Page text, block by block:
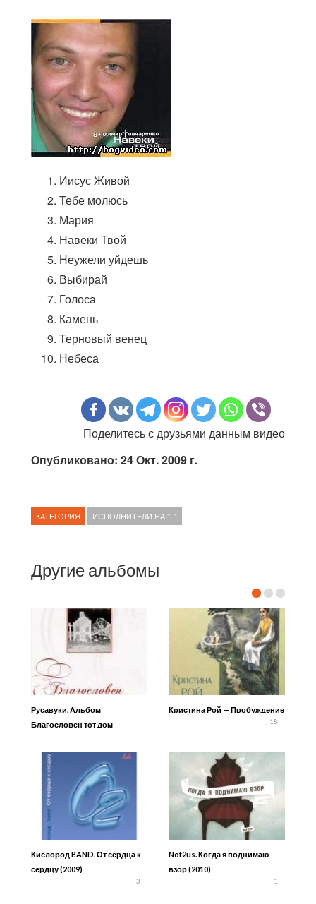
Иисус Живой
Тебе молюсь
Мария
Навеки Твой
Неужели уйдешь
Выбирай
Голоса
Камень
Терновый венец
Небеса
Поделитесь с друзьями данным видео
Опубликовано: 24 Окт. 2009 г.
КАТЕГОРИЯ ИСПОЛНИТЕЛИ НА "Г"
Другие альбомы
Русавуки. Альбом
Благословен тот дом
Кристина Рой — Пробуждение
18
Кислород BAND. От сердца к
сердцу (2009)
3
Not2us. Когда я поднимаю
взор (2010)
1